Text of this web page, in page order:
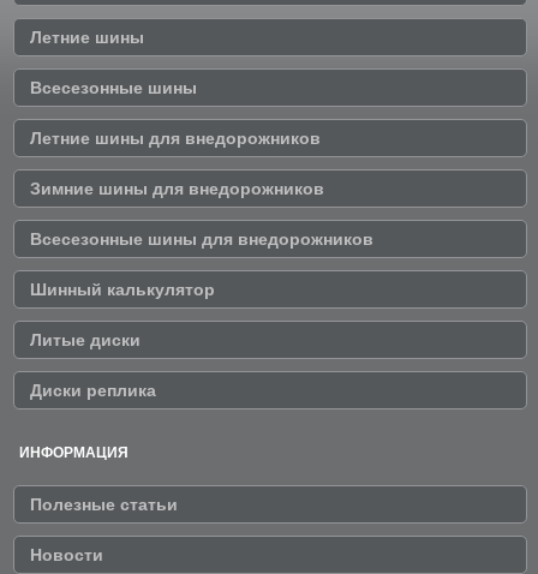
Летние шины
Всесезонные шины
Летние шины для внедорожников
Зимние шины для внедорожников
Всесезонные шины для внедорожников
Шинный калькулятор
Литые диски
Диски реплика
ИНФОРМАЦИЯ
Полезные статьи
Новости